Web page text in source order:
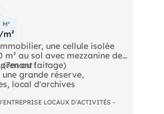
m²
une cellule isolée
au sol avec mezzanine de
:
(7m au faitage)
grande réserve,
local d'archives
LOCAUX D'ACTIVITÉS -